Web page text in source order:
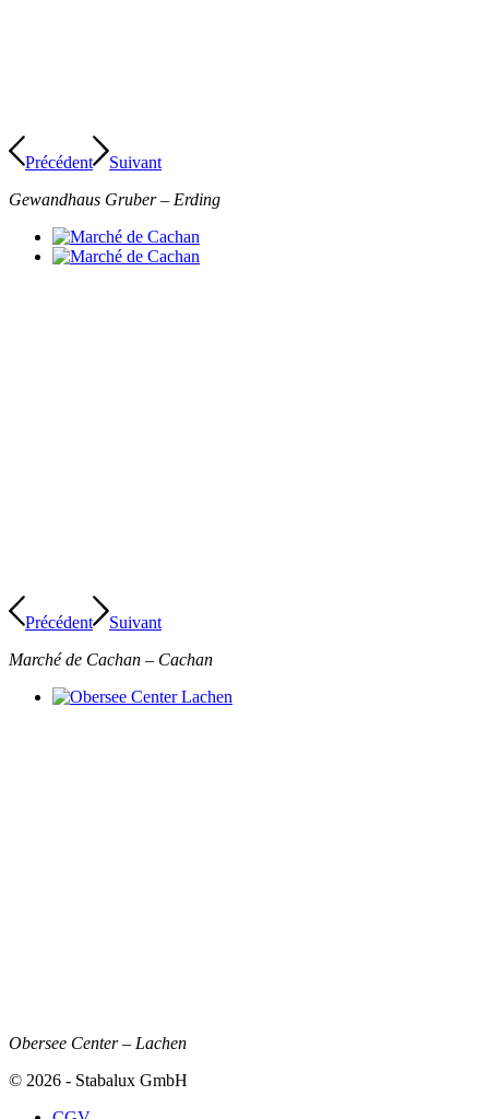
Précédent
Suivant
Gewandhaus Gruber – Erding
Précédent
Suivant
Marché de Cachan – Cachan
Obersee Center – Lachen
© 2026 - Stabalux GmbH